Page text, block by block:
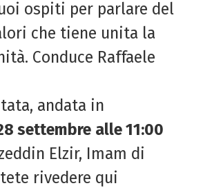
ospiti per parlare del
che tiene unita la
Conduce Raffaele
andata in
settembre alle 11:00
Elzir, Imam di
rivedere qui